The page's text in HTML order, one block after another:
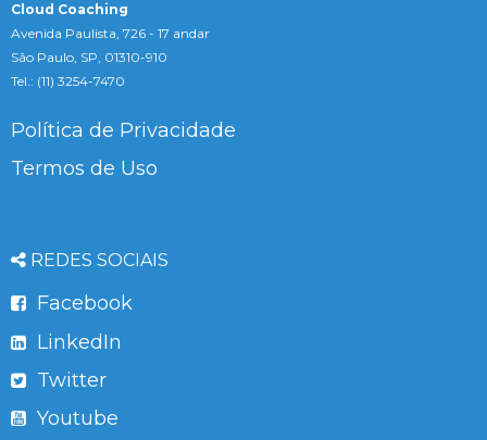
Cloud Coaching
Avenida Paulista, 726 - 17 andar
São Paulo, SP, 01310-910
Tel.: (11) 3254-7470
Política de Privacidade
Termos de Uso
REDES SOCIAIS
Facebook
LinkedIn
Twitter
Youtube